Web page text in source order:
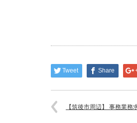
Tweet Share
【筑後市周辺】 事務業